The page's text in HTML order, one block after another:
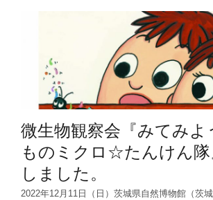
微生物観察会『みてみよ
ものミクロ☆たんけん隊
しました。
2022年12月11日（日）茨城県自然博物館（茨